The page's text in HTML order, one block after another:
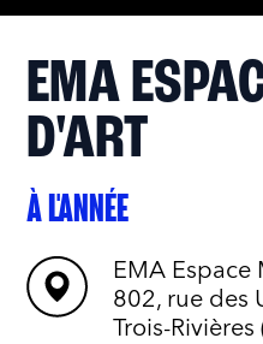
EMA
D'ART
À L'ANNÉE
EMA Espace
802, rue des
Trois-